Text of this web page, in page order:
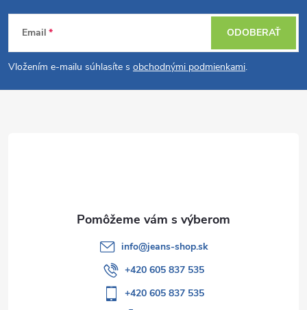
Z
á
p
Email
Vložením e-mailu súhlasíte s obchodnými podmienkami.
ODOBERAŤ
info@jeans-shop.sk
+420 605 837 535
+420 605 837 535